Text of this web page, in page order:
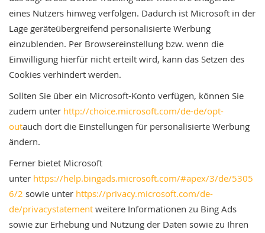
eines Nutzers hinweg verfolgen. Dadurch ist Microsoft in der
Lage geräteübergreifend personalisierte Werbung
einzublenden. Per Browsereinstellung bzw. wenn die
Einwilligung hierfür nicht erteilt wird, kann das Setzen des
Cookies verhindert werden.
Sollten Sie über ein Microsoft-Konto verfügen, können Sie
zudem unter http://choice.microsoft.com/de-de/opt-
outauch dort die Einstellungen für personalisierte Werbung
ändern.
Ferner bietet Microsoft
unter https://help.bingads.microsoft.com/#apex/3/de/5305
6/2 sowie unter https://privacy.microsoft.com/de-
de/privacystatement weitere Informationen zu Bing Ads
sowie zur Erhebung und Nutzung der Daten sowie zu Ihren